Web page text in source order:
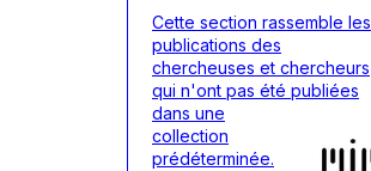
Cette section rassemble les
publications des
chercheuses et chercheurs
qui n'ont pas été publiées
dans une
collection
prédéterminée.